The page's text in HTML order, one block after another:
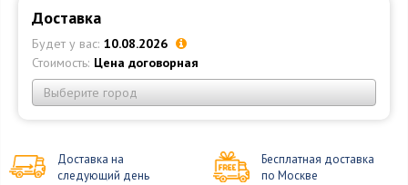
Доставка
Будет у вас: 10.08.2026
Стоимость: Цена договорная
Выберите город
Доставка на
следующий день
Бесплатная доставка
по Москве